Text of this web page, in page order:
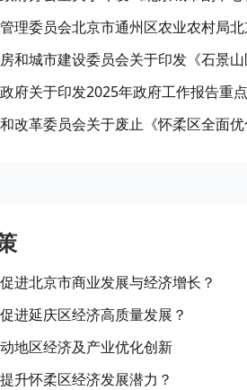
府关于印发2025年政府工作报告重
进北京市商业发展与经济增长？
进延庆区经济高质量发展？
地区经济及产业优化创新
升怀柔区经济发展潜力？